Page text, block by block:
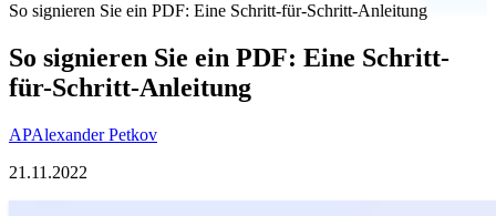
So signieren Sie ein PDF: Eine Schritt-für-Schritt-Anleitung
So signieren Sie ein PDF: Eine Schritt-
für-Schritt-Anleitung
APAlexander Petkov
21.11.2022